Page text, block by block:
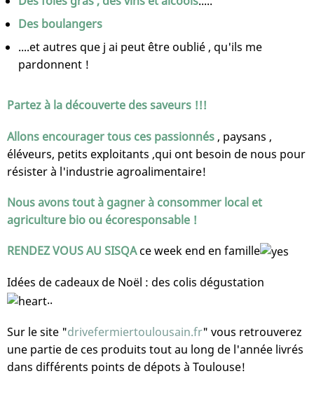
Des boulangers
....et autres que j ai peut être oublié , qu'ils me
pardonnent !
Partez à la découverte des saveurs !!!
Allons encourager tous ces passionnés , paysans ,
éléveurs, petits exploitants ,qui ont besoin de nous pour
résister à l'industrie agroalimentaire!
Nous avons tout à gagner à consommer local et
agriculture bio ou écoresponsable !
RENDEZ VOUS AU SISQAce week end en famille
Idées de cadeaux de Noël : des colis dégustation
..
Sur le site "drivefermiertoulousain.fr" vous retrouverez
une partie de ces produits tout au long de l'année livrés
dans différents points de dépots à Toulouse!